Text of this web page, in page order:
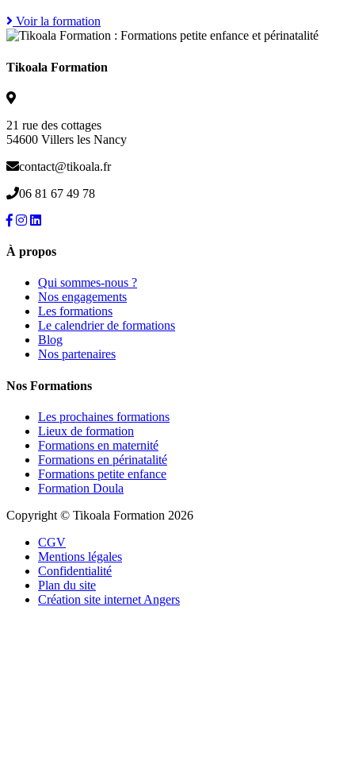
Voir la formation
Tikoala Formation
21 rue des cottages
54600 Villers les Nancy
contact@tikoala.fr
06 81 67 49 78
À propos
Qui sommes-nous ?
Nos engagements
Les formations
Le calendrier de formations
Blog
Nos partenaires
Nos Formations
Les prochaines formations
Lieux de formation
Formations en maternité
Formations en périnatalité
Formations petite enfance
Formation Doula
Copyright © Tikoala Formation 2026
CGV
Mentions légales
Confidentialité
Plan du site
Création site internet Angers